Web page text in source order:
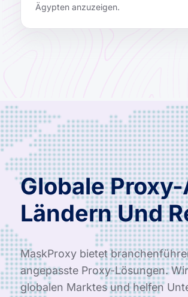
Ägypten anzuzeigen.
Globale
Ländern Und
MaskProxy bietet
angepasste Proxy-Lösungen.
globalen Marktes und helfen